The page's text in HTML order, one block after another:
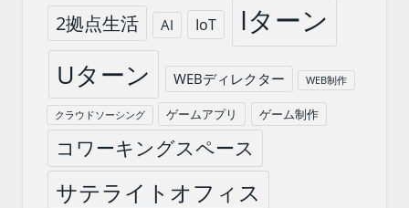
2拠点生活 AI IoT Iターン
Uターン WEBディレクター WEB制作
クラウドソーシング ゲームアプリ ゲーム制作
コワーキングスペース
サテライトオフィス